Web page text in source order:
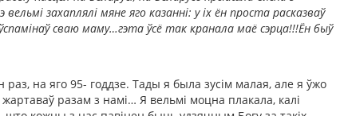
захаплялі мяне яго казанні: у іх ён проста расказваў
сваю маму…гэта ўсё так кранала маё сэрца!!!Ён быў
раз, на яго 95- годдзе. Тады я была зусім малая, але я ўжо
разам з намі… Я вельмі моцна плакала, калі